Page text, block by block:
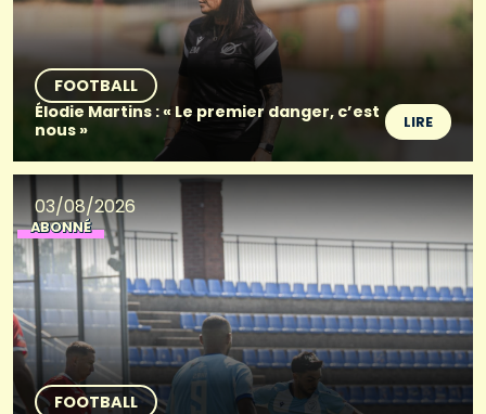
FOOTBALL
Élodie Martins : « Le premier danger, c’est
nous »
LIRE
03/08/2026
ABONNÉ
FOOTBALL